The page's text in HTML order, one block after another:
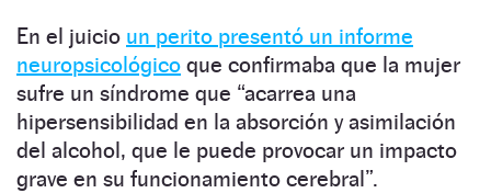
En el juicio un perito presentó un informe
neuropsicológico que confirmaba que la mujer
sufre un síndrome que “acarrea una
hipersensibilidad en la absorción y asimilación
del alcohol, que le puede provocar un impacto
grave en su funcionamiento cerebral”.